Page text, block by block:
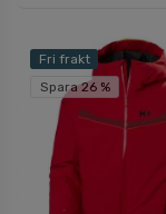
Fri frakt
Spara 26 %